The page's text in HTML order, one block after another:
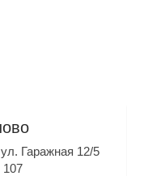
Гаражная 12/5